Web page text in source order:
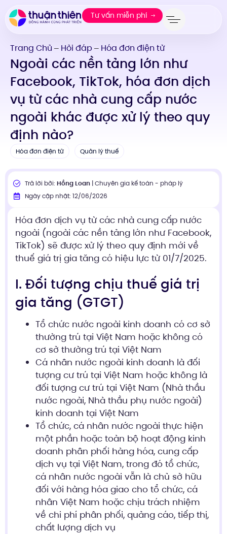
Tư vấn miễn phí
Trang Chủ — Hỏi đáp — Hóa đơn điện tử
Ngoài các nền tảng lớn như
Facebook, TikTok, hóa đơn dịch
vụ từ các nhà cung cấp nước
ngoài khác được xử lý theo quy
định nào?
Hóa đơn điện tử Quản lý thuế
Trả lời bởi: Hồng Loan| Chuyên gia kế toán - pháp lý
Ngày cập nhật: 12/06/2026
Hóa đơn dịch vụ từ các nhà cung cấp nước
ngoài (ngoài các nền tảng lớn như Facebook,
TikTok) sẽ được xử lý theo quy định mới về
thuế giá trị gia tăng có hiệu lực từ 01/7/2025.
I. Đối tượng chịu thuế giá trị
gia tăng (GTGT)
Tổ chức nước ngoài kinh doanh có cơ sở
thường trú tại Việt Nam hoặc không có
cơ sở thường trú tại Việt Nam
Cá nhân nước ngoài kinh doanh là đối
tượng cư trú tại Việt Nam hoặc không là
đối tượng cư trú tại Việt Nam (Nhà thầu
nước ngoài, Nhà thầu phụ nước ngoài)
kinh doanh tại Việt Nam
Tổ chức, cá nhân nước ngoài thực hiện
một phần hoặc toàn bộ hoạt động kinh
doanh phân phối hàng hóa, cung cấp
dịch vụ tại Việt Nam, trong đó tổ chức,
cá nhân nước ngoài vẫn là chủ sở hữu
đối với hàng hóa giao cho tổ chức, cá
nhân Việt Nam hoặc chịu trách nhiệm
về chi phí phân phối, quảng cáo, tiếp thị,
chất lượng dịch vụ